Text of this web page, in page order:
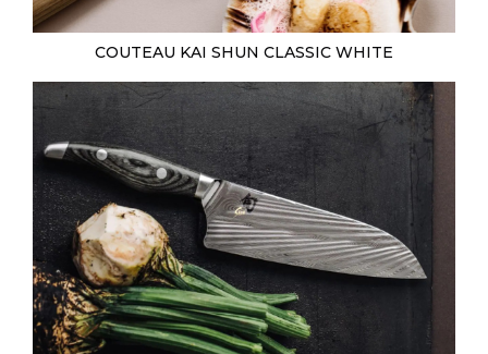
COUTEAU KAI SHUN CLASSIC WHITE